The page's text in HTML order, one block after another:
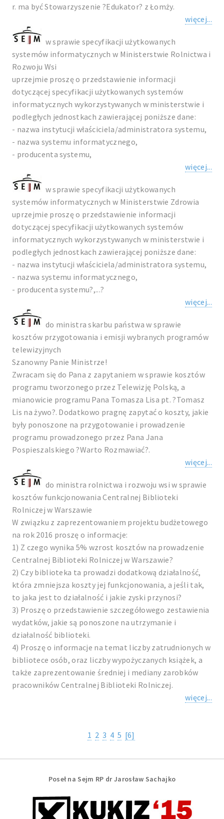
r. ma być Stowarzyszenie ?Edukator? z Łomży.
więcej...
w sprawie specyfikacji użytkowanych
systemów informatycznych w Ministerstwie Rolnictwa i
Rozwoju Wsi
uprzejmie proszę o przedstawienie informacji
dotyczącej specyfikacji użytkowanych systemów
informatycznych wykorzystywanych w ministerstwie i
podległych jednostkach zawierającej poniższe dane:
- nazwa instytucji właściciela/administratora systemu,
- nazwa systemu informatycznego,
- producenta systemu,
więcej...
w sprawie specyfikacji użytkowanych
systemów informatycznych w Ministerstwie Zdrowia
uprzejmie proszę o przedstawienie informacji
dotyczącej specyfikacji użytkowanych systemów
informatycznych wykorzystywanych w ministerstwie i
podległych jednostkach zawierającej poniższe dane:
- nazwa instytucji właściciela/administratora systemu,
- nazwa systemu informatycznego,
- producenta systemu?,...?
więcej...
do ministra skarbu państwa w sprawie
kosztów przygotowania i emisji wybranych programów
telewizyjnych
Szanowny Panie Ministrze!
Zwracam się do Pana z zapytaniem w sprawie kosztów
programu tworzonego przez Telewizję Polską, a
mianowicie programu Pana Tomasza Lisa pt. ?Tomasz
Lis na żywo?. Dodatkowo pragnę zapytać o koszty, jakie
były ponoszone na przygotowanie i prowadzenie
programu prowadzonego przez Pana Jana
Pospieszalskiego ?Warto Rozmawiać?.
więcej...
do ministra rolnictwa i rozwoju wsi w sprawie
kosztów funkcjonowania Centralnej Biblioteki
Rolniczej w Warszawie
W związku z zaprezentowaniem projektu budżetowego
na rok 2016 proszę o informacje:
1) Z czego wynika 5% wzrost kosztów na prowadzenie
Centralnej Biblioteki Rolniczej w Warszawie?
2) Czy biblioteka ta prowadzi dodatkową działalność,
która zmniejsza koszty jej funkcjonowania, a jeśli tak,
to jaka jest to działalność i jakie zyski przynosi?
3) Proszę o przedstawienie szczegółowego zestawienia
wydatków, jakie są ponoszone na utrzymanie i
działalność biblioteki.
4) Proszę o informacje na temat liczby zatrudnionych w
bibliotece osób, oraz liczby wypożyczanych książek, a
także zaprezentowanie średniej i mediany zarobków
pracowników Centralnej Biblioteki Rolniczej.
więcej...
1 2 3 4 5 [6]
Poseł na Sejm RP dr Jarosław Sachajko